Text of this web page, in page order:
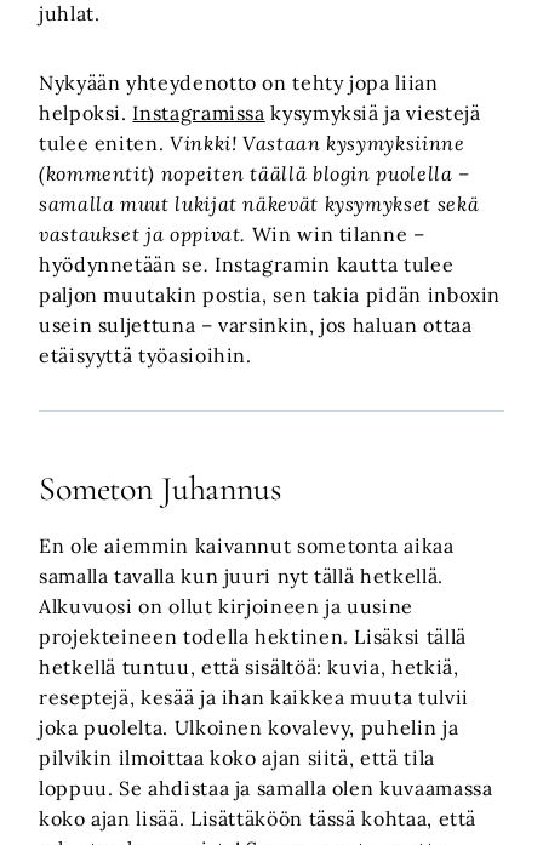
juhlat.
Nykyään yhteydenotto on tehty jopa liian
helpoksi. Instagramissa kysymyksiä ja viestejä
tulee eniten. Vinkki! Vastaan kysymyksiinne
(kommentit) nopeiten täällä blogin puolella –
samalla muut lukijat näkevät kysymykset sekä
vastaukset ja oppivat. Win win tilanne –
hyödynnetään se. Instagramin kautta tulee
paljon muutakin postia, sen takia pidän inboxin
usein suljettuna – varsinkin, jos haluan ottaa
etäisyyttä työasioihin.
Someton Juhannus
En ole aiemmin kaivannut sometonta aikaa
samalla tavalla kun juuri nyt tällä hetkellä.
Alkuvuosi on ollut kirjoineen ja uusine
projekteineen todella hektinen. Lisäksi tällä
hetkellä tuntuu, että sisältöä: kuvia, hetkiä,
reseptejä, kesää ja ihan kaikkea muuta tulvii
joka puolelta. Ulkoinen kovalevy, puhelin ja
pilvikin ilmoittaa koko ajan siitä, että tila
loppuu. Se ahdistaa ja samalla olen kuvaamassa
koko ajan lisää. Lisättäköön tässä kohtaa, että